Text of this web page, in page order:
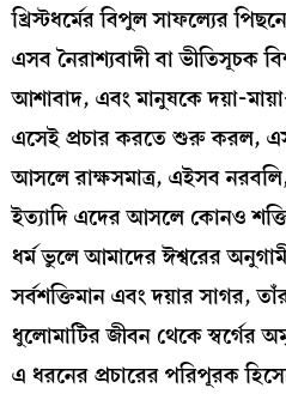
খ্রিস্টধর্মের বিপুল সাফল্যের
এসব নৈরাশ্যবাদী বা ভীতিসূচক
আশাবাদ, এবং মানুষকে দয়া-
এসেই প্রচার করতে শুরু করল,
আসলে রাক্ষসমাত্র, এইসব
ইত্যাদি এদের আসলে কোনও
ধর্ম ভুলে আমাদের ঈশ্বরের
সর্বশক্তিমান এবং দয়ার সাগর,
ধুলোমাটির জীবন থেকে স্বর্গের
এ ধরনের প্রচারের পরিপূরক